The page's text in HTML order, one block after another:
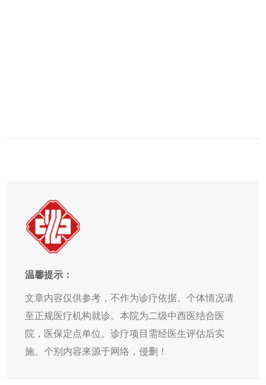
温馨提示：
文章内容仅供参考，不作为诊疗依据。个体情况请
至正规医疗机构就诊。本院为二级中西医结合医
院，医保定点单位。诊疗项目需经医生评估后实
施。个别内容来源于网络，侵删！